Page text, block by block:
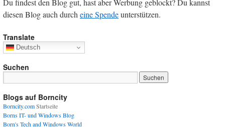
diesen Blog auch durch eine Spendeunterstützen.
Translate
Deutsch
Suchen
Blogs auf Borncity
Borncity.comStartseite
Borns IT- und Windows Blog
Born's Tech and Windows World